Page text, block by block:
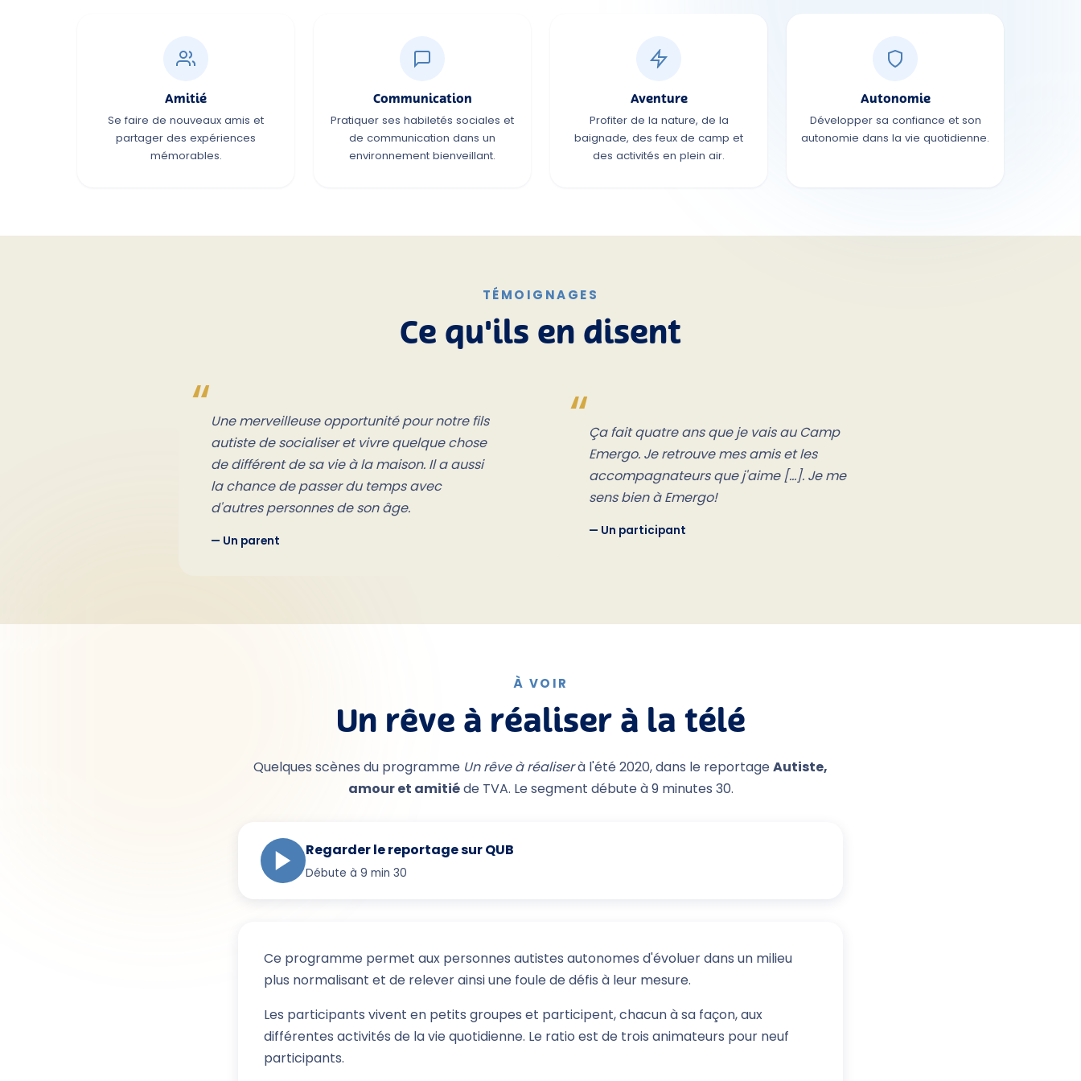
Amitié
Se faire de nouveaux amis et
partager des expériences
mémorables.
Communication
Pratiquer ses habiletés sociales et
de communication dans un
environnement bienveillant.
Aventure
Profiter de la nature, de la
baignade, des feux de camp et
des activités en plein air.
Autonomie
Développer sa confiance et son
autonomie dans la vie quotidienne.
TÉMOIGNAGES
Ce qu'ils en disent
Une merveilleuse opportunité pour notre fils
autiste de socialiser et vivre quelque chose
de différent de sa vie à la maison. Il a aussi
la chance de passer du temps avec
d'autres personnes de son âge.
— Un parent
Ça fait quatre ans que je vais au Camp
Emergo. Je retrouve mes amis et les
accompagnateurs que j'aime [...]. Je me
sens bien à Emergo!
— Un participant
À VOIR
Un rêve à réaliser à la télé
Quelques scènes du programme Un rêve à réaliserà l'été 2020, dans le reportageAutiste,
amour et amitiéde TVA. Le segment débute à 9 minutes 30.
Regarder le reportage sur QUB
Débute à 9 min 30
Ce programme permet aux personnes autistes autonomes d'évoluer dans un milieu
plus normalisant et de relever ainsi une foule de défis à leur mesure.
Les participants vivent en petits groupes et participent, chacun à sa façon, aux
différentes activités de la vie quotidienne. Le ratio est de trois animateurs pour neuf
participants.